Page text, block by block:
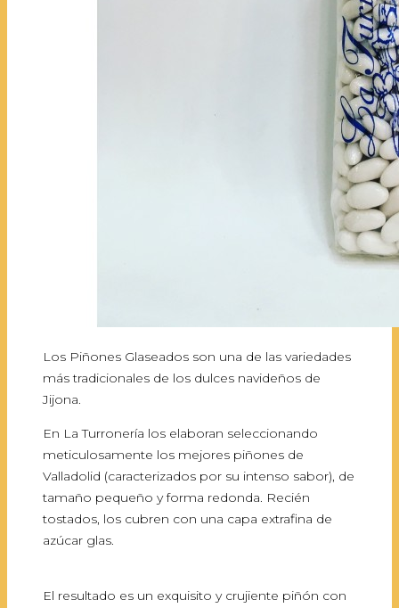
Los Piñones Glaseados son una de las variedades
más tradicionales de los dulces navideños de
Jijona.
En La Turronería los elaboran seleccionando
meticulosamente los mejores piñones de
Valladolid (caracterizados por su intenso sabor), de
tamaño pequeño y forma redonda. Recién
tostados, los cubren con una capa extrafina de
azúcar glas.
El resultado es un exquisito y crujiente piñón con